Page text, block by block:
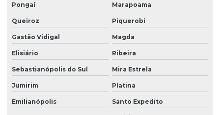
Pongaí Marapoama
Queiroz Piquerobi
Gastão Vidigal Magda
Elisiário Ribeira
Sebastianópolis do Sul Mira Estrela
Jumirim Platina
Emilianópolis Santo Expedito